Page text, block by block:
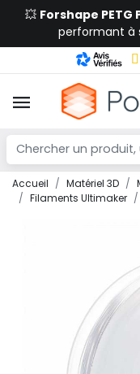
💥 Forshape PETG
performant à
Accueil Matériel 3D
Filaments Ultimaker